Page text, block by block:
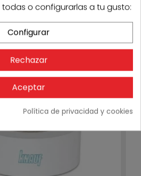
para juntas rollo 150m
€
Stock18
o configurarlas a tu gusto:
Configurar
Rechazar
Aceptar
Política de privacidad y cookies